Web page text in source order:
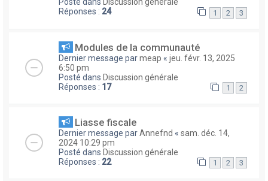
Posté dans Discussion générale
Réponses : 24 1 2 3
Modules de la communauté
Dernier message parmeap « jeu. févr. 13, 2025
6:50 pm
Posté dans Discussion générale
Réponses : 17 1 2
Liasse fiscale
Dernier message parAnnefnd « sam. déc. 14,
2024 10:29 pm
Posté dans Discussion générale
Réponses : 22 1 2 3